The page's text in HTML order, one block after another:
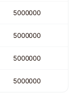
5000000
5000000
5000000
5000000